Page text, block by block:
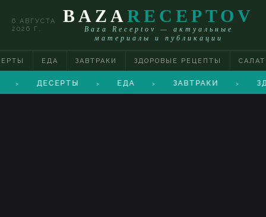
6 АВГУСТА
2026 Г.
BAZA RECEPTOV
Baza Receptov — актуальные
материалы и публикации
ЕДА ЗАВТРАКИ ЗДОРОВЫЕ РЕЦЕПТЫ
> ДЕСЕРТЫ > ЕДА > ЗАВТРАКИ >